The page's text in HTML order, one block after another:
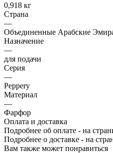
0,918 кг
Страна
—
Объединенные Арабские
Назначение
—
для подачи
Серия
—
Peppery
Материал
—
Фарфор
Оплата и доставка
Подробнее об оплате - на
Подробнее о доставке - на
Вам также может понравиться